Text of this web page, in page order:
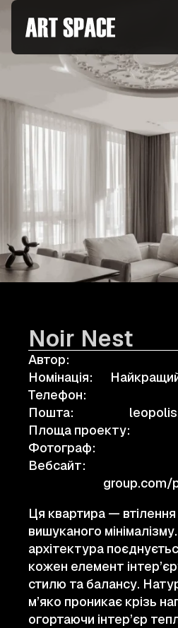
ПРО
© 2025
Noir Nest
Автор:
Номінація:
Телефон:
Пошта:
Площа проекту:
Фотограф:
Вебсайт:
Ця квартира —
вишуканого
архітектура
кожен елемент
стилю та балансу.
м’яко проникає крізь
огортаючи інтер’єр